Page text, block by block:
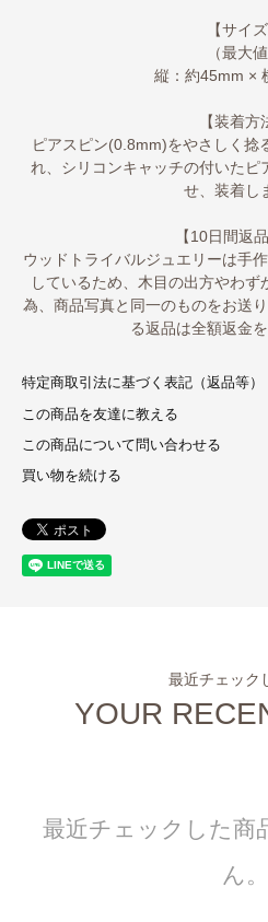
【サイズ
（最大値
縦：約45mm ×
【装着方
ピアスピン(0.8mm)をやさしく捻
れ、シリコンキャッチの付いたピ
せ、装着し
【10日間返
ウッドトライバルジュエリーは手
しているため、木目の出方やわ
為、商品写真と同一のものをお送
る返品は全額返金
特定商取引法に基づく表記（返品等）
この商品を友達に教える
この商品について問い合わせる
買い物を続ける
最近チェック
YOUR
最近チェックした商
ん。